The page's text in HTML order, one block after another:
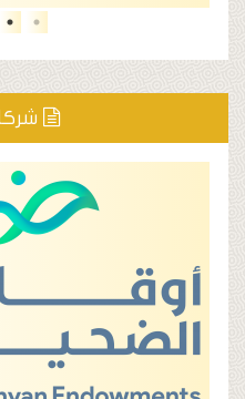
شركاء النجاح